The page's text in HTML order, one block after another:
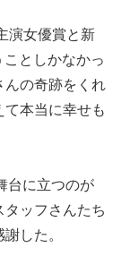
演女優賞と新
としかなかっ
んの奇跡をくれ
本当に幸せも
台に立つのが
ッフさんたち
した。